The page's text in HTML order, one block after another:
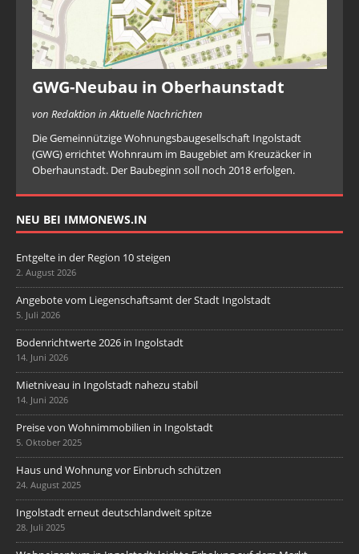
GWG-Neubau in Oberhaunstadt
von Redaktion in Aktuelle Nachrichten
Die Gemeinnützige Wohnungsbaugesellschaft Ingolstadt
(GWG) errichtet Wohnraum im Baugebiet am Kreuzäcker in
Oberhaunstadt. Der Baubeginn soll noch 2018 erfolgen.
NEU BEI IMMONEWS.IN
Entgelte in der Region 10 steigen
2. August 2026
Angebote vom Liegenschaftsamt der Stadt Ingolstadt
5. Juli 2026
Bodenrichtwerte 2026 in Ingolstadt
14. Juni 2026
Mietniveau in Ingolstadt nahezu stabil
14. Juni 2026
Preise von Wohnimmobilien in Ingolstadt
5. Oktober 2025
Haus und Wohnung vor Einbruch schützen
24. August 2025
Ingolstadt erneut deutschlandweit spitze
28. Juli 2025